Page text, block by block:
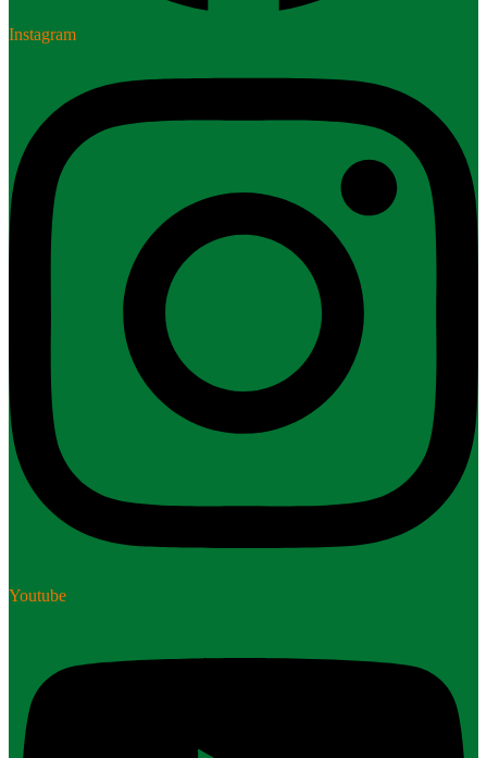
Instagram
Youtube